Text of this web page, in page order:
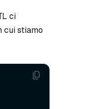
ci
cui stiamo